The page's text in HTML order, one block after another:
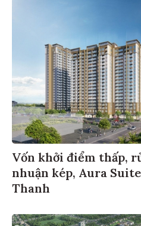
Vốn khởi điểm thấp,
nhuận kép, Aura
Thanh